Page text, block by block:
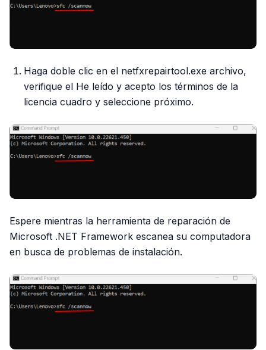
Haga doble clic en el netfxrepairtool.exe archivo,
verifique el He leído y acepto los términos de la
licencia cuadro y seleccione próximo.
Espere mientras la herramienta de reparación de
Microsoft .NET Framework escanea su computadora
en busca de problemas de instalación.